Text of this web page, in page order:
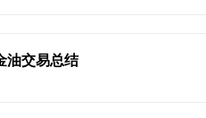
油交易总结